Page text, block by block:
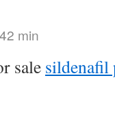
min
sale sildenafil